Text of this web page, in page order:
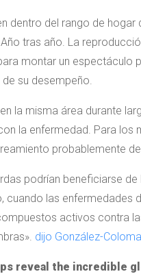
dentro del rango de hogar
Año tras año. La
montar un espectáculo
su desempeño.
la misma área durante
la enfermedad. Para los
probablemente
podrían beneficiarse
las enfermedades
activos contra
dijo González-Coloma
reveal the incredible